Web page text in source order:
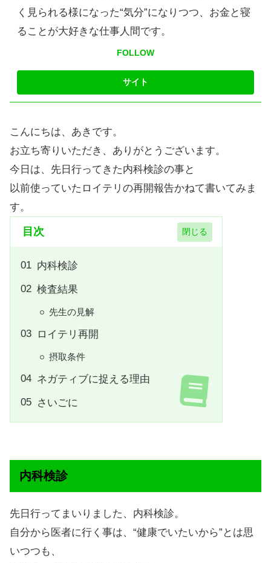
く見られる様になった“気分”になりつつ、お金と寝
ることが大好きな仕事人間です。
FOLLOW
こんにちは、あきです。
お立ち寄りいただき、ありがとうございます。
今日は、先日行ってきた内科検診の事と
以前使っていたロイテリの再開報告かねて書いてみま
す。
目次
内科検診
検査結果
先生の見解
ロイテリ再開
摂取条件
ネガティブに捉える理由
さいごに
内科検診
先日行ってまいりました、内科検診。
自分から医者に行く事は、“健康でいたいから”とは思
いつつも、